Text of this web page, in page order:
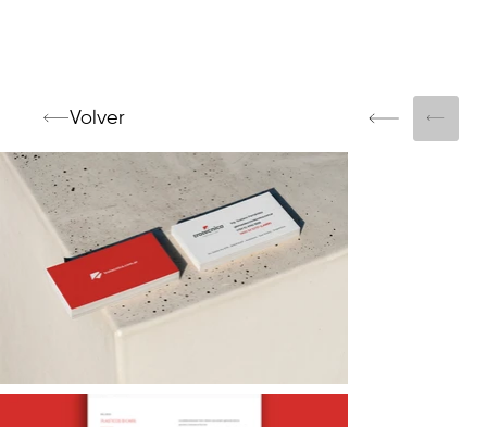
Volver